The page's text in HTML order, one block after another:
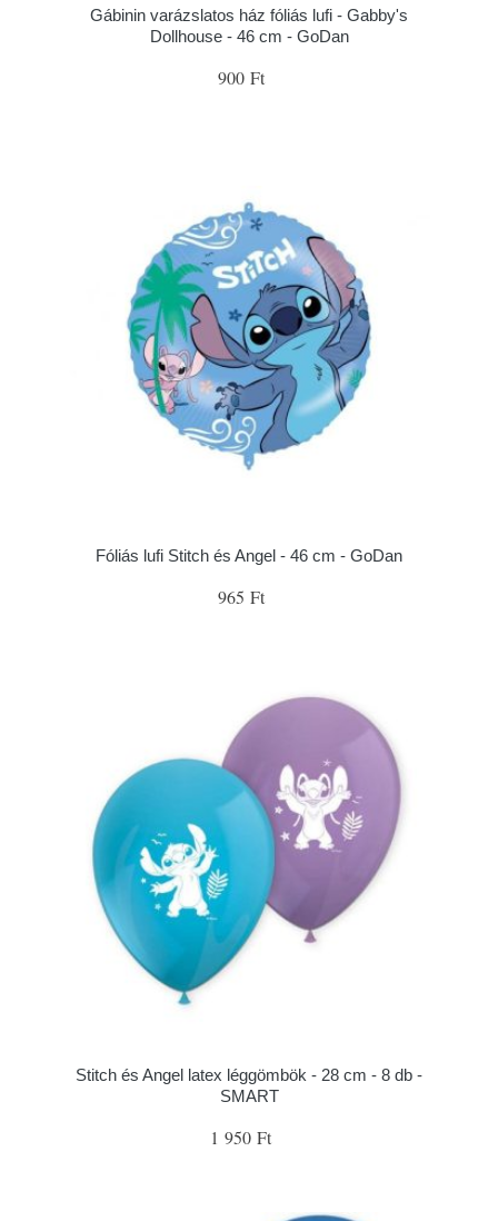
Gábinin varázslatos ház fóliás lufi - Gabby's
Dollhouse - 46 cm - GoDan
900 Ft
Fóliás lufi Stitch és Angel - 46 cm - GoDan
965 Ft
Stitch és Angel latex léggömbök - 28 cm - 8 db -
SMART
1 950 Ft